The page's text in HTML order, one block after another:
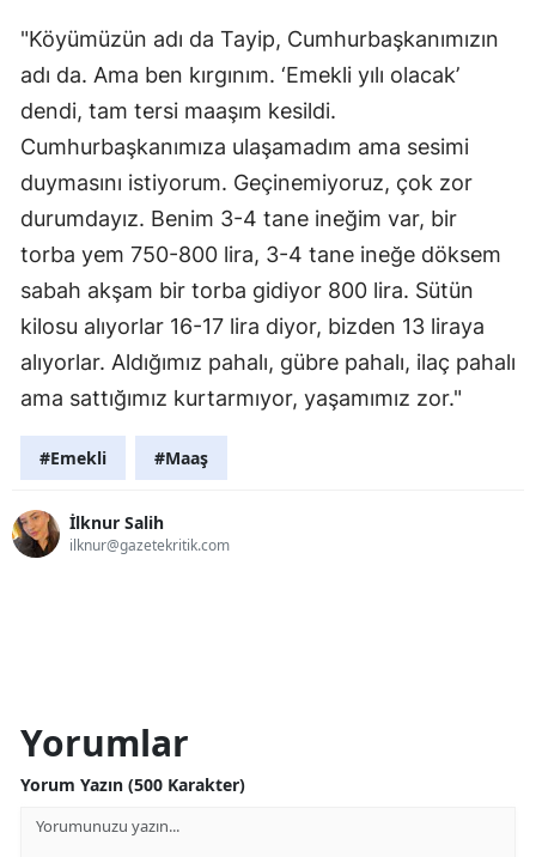
"Köyümüzün adı da Tayip, Cumhurbaşkanımızın
adı da. Ama ben kırgınım. ‘Emekli yılı olacak’
dendi, tam tersi maaşım kesildi.
Cumhurbaşkanımıza ulaşamadım ama sesimi
duymasını istiyorum. Geçinemiyoruz, çok zor
durumdayız. Benim 3-4 tane ineğim var, bir
torba yem 750-800 lira, 3-4 tane ineğe döksem
sabah akşam bir torba gidiyor 800 lira. Sütün
kilosu alıyorlar 16-17 lira diyor, bizden 13 liraya
alıyorlar. Aldığımız pahalı, gübre pahalı, ilaç pahalı
ama sattığımız kurtarmıyor, yaşamımız zor."
#Emekli #Maaş
İlknur Salih
ilknur@gazetekritik.com
Yorumlar
Yorum Yazın (500 Karakter)